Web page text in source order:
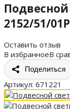
2152/51/01P
Оставить отзыв
В избранноеВ
Поделиться
Артикул: 671221